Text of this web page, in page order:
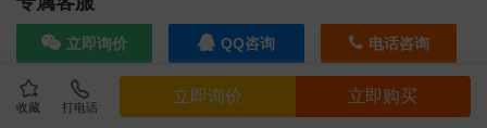
收藏 打电话
立即询价 立即购买
11:44:28 130****3379 联系了该媒体所在商家
08:36:41 191****0991
联系了该媒体所在商家
186****8762 联系了该媒体所在商家
06:11:20
联系了该媒体所在商家
立即询价 QQ咨询 电话咨询
效果截图